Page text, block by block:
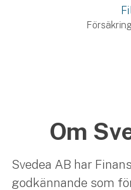
Om
Svedea AB har
godkännande som